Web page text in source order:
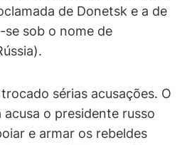
de Donetsk e a de
se sob o nome de
sérias acusações. O
o presidente russo
e armar os rebeldes